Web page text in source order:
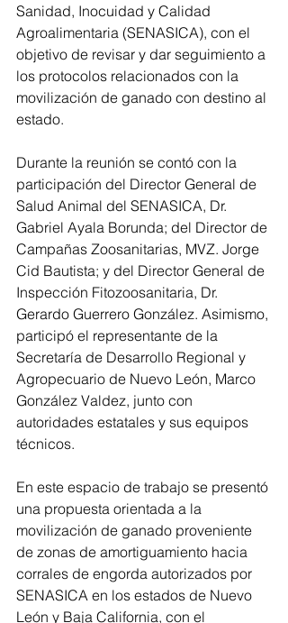
Sanidad, Inocuidad y Calidad
Agroalimentaria (SENASICA), con el
objetivo de revisar y dar seguimiento a
los protocolos relacionados con la
movilización de ganado con destino al
estado.
Durante la reunión se contó con la
participación del Director General de
Salud Animal del SENASICA, Dr.
Gabriel Ayala Borunda; del Director de
Campañas Zoosanitarias, MVZ. Jorge
Cid Bautista; y del Director General de
Inspección Fitozoosanitaria, Dr.
Gerardo Guerrero González. Asimismo,
participó el representante de la
Secretaría de Desarrollo Regional y
Agropecuario de Nuevo León, Marco
González Valdez, junto con
autoridades estatales y sus equipos
técnicos.
En este espacio de trabajo se presentó
una propuesta orientada a la
movilización de ganado proveniente
de zonas de amortiguamiento hacia
corrales de engorda autorizados por
SENASICA en los estados de Nuevo
León y Baja California, con el